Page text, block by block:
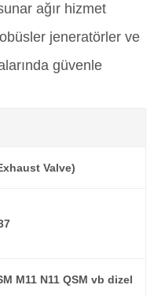
ağır hizmet
jeneratörler ve
güvenle
Valve)
M11 N11 QSM vb dizel